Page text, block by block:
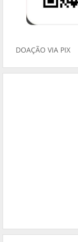
DOAÇÃO VIA PIX